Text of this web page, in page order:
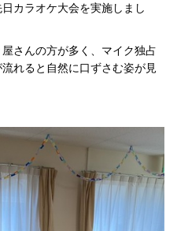
カラオケ大会を実施しまし
さんの方が多く、マイク独占
れると自然に口ずさむ姿が見